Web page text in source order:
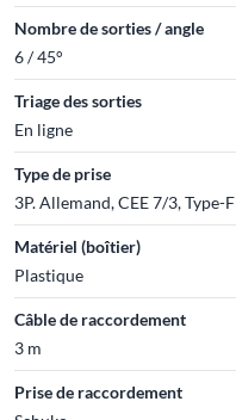
Nombre de sorties / angle
6 / 45°
Triage des sorties
En ligne
Type de prise
3P. Allemand, CEE 7/3, Type-F
Matériel (boîtier)
Plastique
Câble de raccordement
3 m
Prise de raccordement